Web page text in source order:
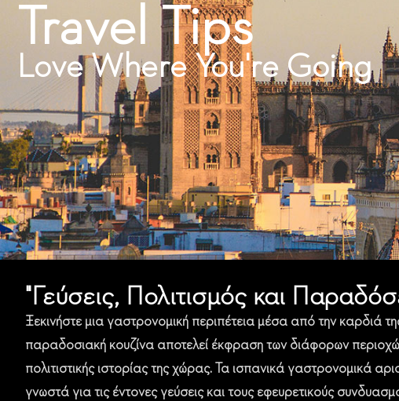
Travel Tips
Love Where You're Going
"Γεύσεις, Πολιτισμός και
Ξεκινήστε μια γαστρονομική περιπέτεια μέσα από την καρδιά
παραδοσιακή κουζίνα αποτελεί έκφραση των διάφορων
πολιτιστικής ιστορίας της χώρας. Τα ισπανικά γαστρονομικά
γνωστά για τις έντονες γεύσεις και τους εφευρετικούς